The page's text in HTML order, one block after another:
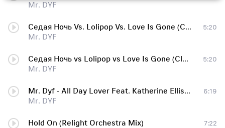
Mr. DYF
Седая Ночь Vs. Lolipop Vs. Love Is Gone (Club Mix)
Mr. DYF
5:20
Седая Ночь vs Lolipop vs Love Is Gone (Club Mix)
Mr. DYF
5:20
Mr. Dyf - All Day Lover Feat. Katherine Ellis (Ron May Remix)
Mr. DYF
6:19
Hold On (Relight Orchestra Mix)
7:22